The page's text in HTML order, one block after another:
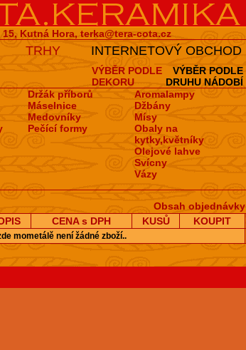
Kutná Hora, terka@tera-cota.cz
TRHY INTERNETOVÝ OBCHOD
VÝBĚR PODLE
DRUHU NÁDOBÍ
VÝBĚR PODLE
DEKORU
Držák příborů
Máselnice
Medovní­ky
Pečí­cí­ formy
Aromalampy
Džbány
Mísy
Obaly na
kytky,květníky
Olejové lahve
Svícny
Vázy
Obsah objednávky
CENA s DPH KUSŮ KOUPIT
mometálě není žádné zboží..